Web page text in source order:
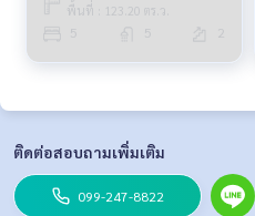
พื้นที่ : 123.20 ตร.ว.
5 5 2
ติดต่อสอบถามเพิ่มเติม
099-247-8822